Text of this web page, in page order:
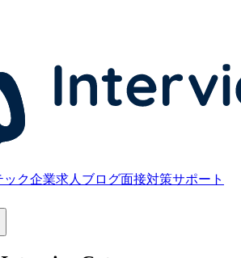
ック企業求人 ブログ面接対策サポート